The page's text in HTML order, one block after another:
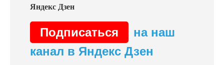
Подписаться
на наш
канал в Яндекс Дзен